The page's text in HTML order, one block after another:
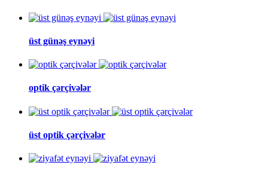
üst günəş eynəyi
optik çərçivələr
üst optik çərçivələr